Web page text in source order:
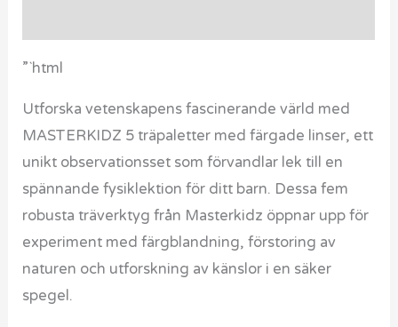
”`html
Utforska vetenskapens fascinerande värld med
MASTERKIDZ 5 träpaletter med färgade linser, ett
unikt observationsset som förvandlar lek till en
spännande fysiklektion för ditt barn. Dessa fem
robusta träverktyg från Masterkidz öppnar upp för
experiment med färgblandning, förstoring av
naturen och utforskning av känslor i en säker
spegel.